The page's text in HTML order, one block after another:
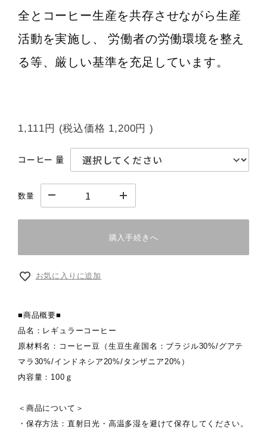
全とコーヒー生産を共存させながら生産
活動を実施し、 労働者の労働環境を整え
る等、厳しい基準を充足しています。
1,111円 (税込価格 1,200円 )
コーヒー 量
数量
購入手続きへ
お気に入りに追加
■商品概要■
品名：レギュラーコーヒー
原材料名：コーヒー豆（生豆生産国名：ブラジル30%/グアテ
マラ30%/インドネシア20%/タンザニア20%）
内容量：100ｇ
＜商品について＞
・保存方法：直射日光・高温多湿を避けて保存してください。